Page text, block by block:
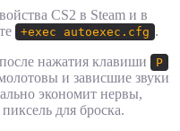
CS2 в Steam и в
+exec autoexec.cfg .
нажатия клавиши
P
и зависшие звуки
экономит нервы,
для броска.